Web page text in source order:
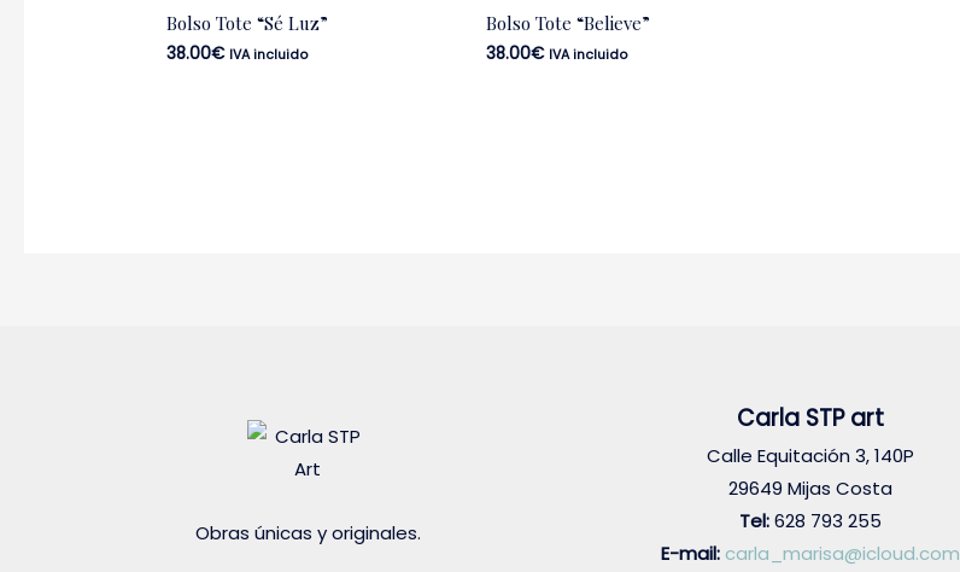
Bolso Tote “Sé Luz”
38.00€ IVA incluido
Bolso Tote “Believe”
38.00€ IVA incluido
Obras únicas y originales.
Carla STP art
Calle Equitación 3, 140P
29649 Mijas Costa
Tel:628 793 255
E-mail: carla_marisa@icloud.com